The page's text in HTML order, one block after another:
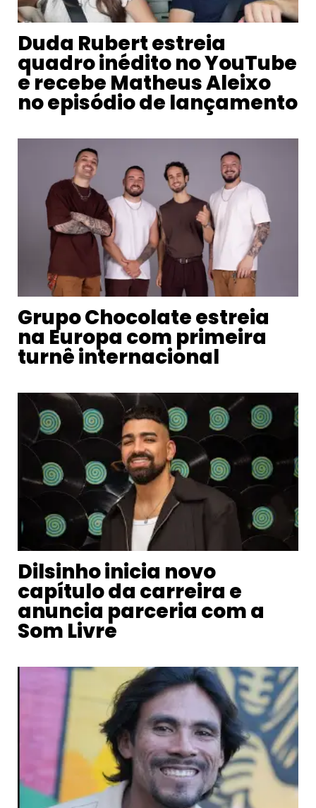
Duda Rubert estreia
quadro inédito no YouTube
e recebe Matheus Aleixo
no episódio de lançamento
Grupo Chocolate estreia
na Europa com primeira
turnê internacional
Dilsinho inicia novo
capítulo da carreira e
anuncia parceria com a
Som Livre